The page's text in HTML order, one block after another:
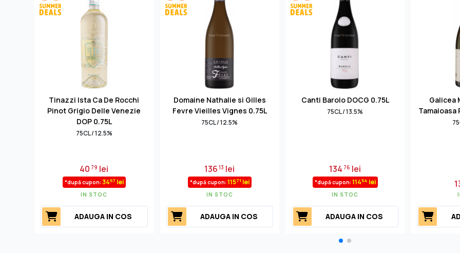
Tinazzi Ista Ca De Rocchi
Pinot Grigio Delle Venezie
DOP 0.75L
75CL / 12.5%
4079 lei
*după cupon: 3467 lei
IN STOC
ADAUGA IN COS
Domaine Nathalie si Gilles
Fevre Vieilles Vignes 0.75L
75CL / 12.5%
13613 lei
*după cupon: 11571 lei
IN STOC
ADAUGA IN COS
Canti Barolo DOCG 0.75L
75CL / 13.5%
13476 lei
*după cupon: 11454 lei
IN STOC
ADAUGA IN COS
Galicea
Tamaioasa